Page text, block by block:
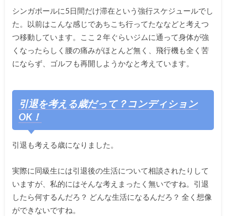
シンガポールに5日間だけ滞在という強行スケジュールでし
た。以前はこんな感じであちこち行ってたななどと考えつ
つ移動しています。ここ２年ぐらいジムに通って身体が強
くなったらしく腰の痛みがほとんど無く、飛行機も全く苦
にならず、ゴルフも再開しようかなと考えています。
引退を考える歳だって？コンディション
OK！
引退も考える歳になりました。
実際に同級生には引退後の生活について相談されたりして
いますが、私的にはそんな考えまったく無いですね。引退
したら何するんだろ？ どんな生活になるんだろ？ 全く想像
ができないですね。